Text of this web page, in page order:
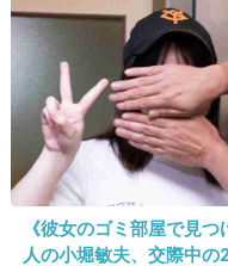
29. 匿名2026/07/07(火) 22:43:58
>>10
《彼女のゴミ部屋で見
人の小堀敏夫、交際中